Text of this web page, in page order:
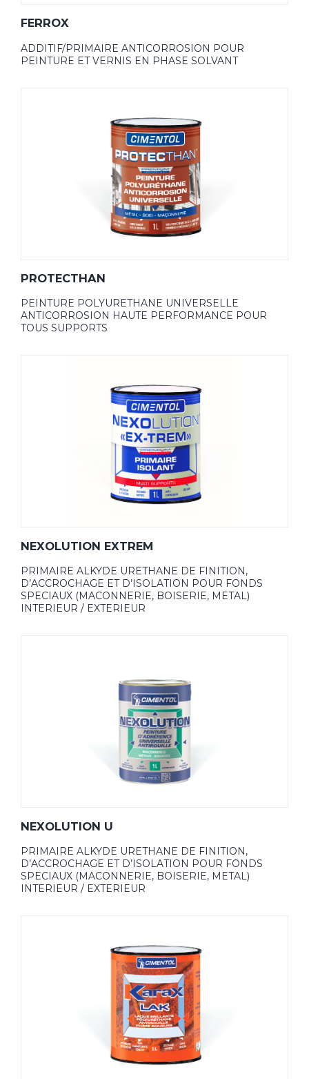
FERROX
ADDITIF/PRIMAIRE ANTICORROSION POUR
PEINTURE ET VERNIS EN PHASE SOLVANT
PROTECTHAN
PEINTURE POLYURETHANE UNIVERSELLE
ANTICORROSION HAUTE PERFORMANCE POUR
TOUS SUPPORTS
NEXOLUTION EXTREM
PRIMAIRE ALKYDE URETHANE DE FINITION,
D’ACCROCHAGE ET D’ISOLATION POUR FONDS
SPECIAUX (MACONNERIE, BOISERIE, METAL)
INTERIEUR / EXTERIEUR
NEXOLUTION U
PRIMAIRE ALKYDE URETHANE DE FINITION,
D’ACCROCHAGE ET D’ISOLATION POUR FONDS
SPECIAUX (MACONNERIE, BOISERIE, METAL)
INTERIEUR / EXTERIEUR